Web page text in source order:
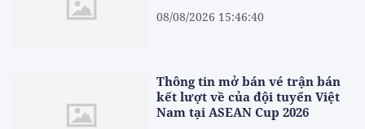
08/08/2026 15:46:40
Thông tin mở bán vé trận bán
kết lượt về của đội tuyển Việt
Nam tại ASEAN Cup 2026